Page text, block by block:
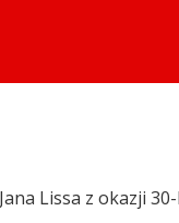
Lissa z okazji